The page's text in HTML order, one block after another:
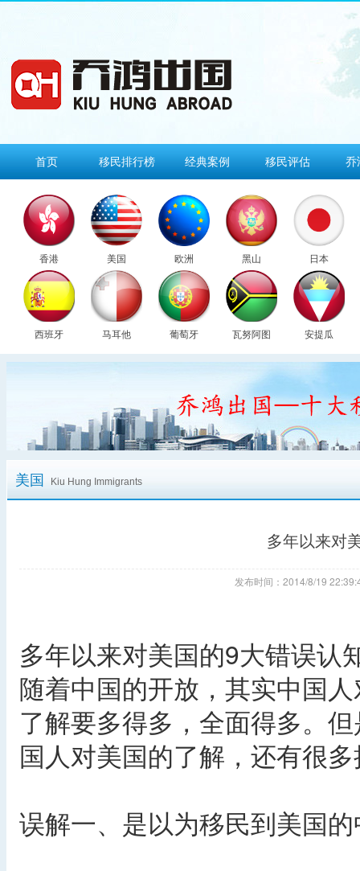
首页 移民排行榜 经典案例 移民评估 乔
香港 美国 欧洲 黑山 日本
西班牙 马耳他 葡萄牙 瓦努阿图 安提瓜
美国 Kiu Hung Immigrants
多年以来对
发布时间：2014/8/19
多年以来对美国的9大错误认
随着中国的开放，其实中国
了解要多得多，全面得多。
国人对美国的了解，还有很
误解一、是以为移民到美国